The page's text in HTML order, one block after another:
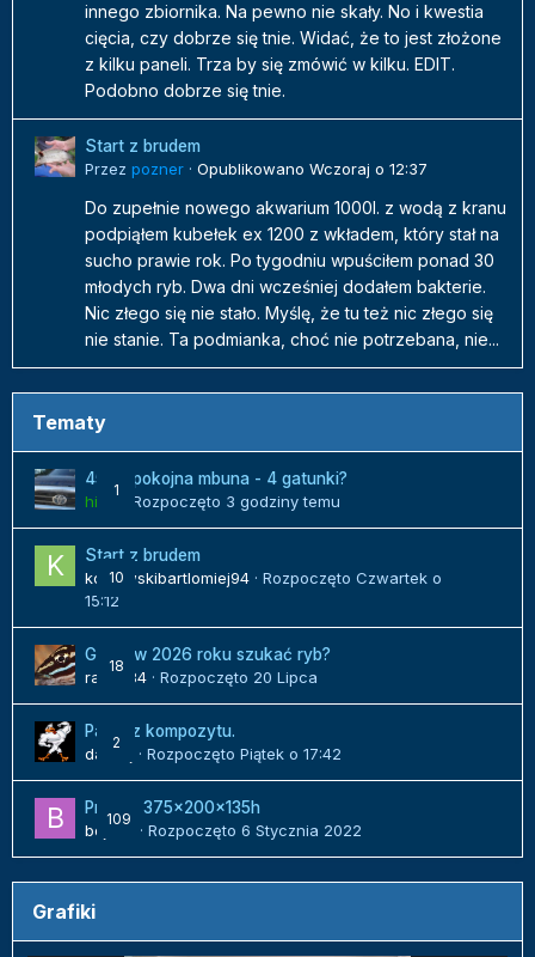
innego zbiornika. Na pewno nie skały. No i kwestia
cięcia, czy dobrze się tnie. Widać, że to jest złożone
z kilku paneli. Trza by się zmówić w kilku. EDIT.
Podobno dobrze się tnie.
Start z brudem
Przez pozner · Opublikowano Wczoraj o 12:37
Do zupełnie nowego akwarium 1000l. z wodą z kranu
podpiąłem kubełek ex 1200 z wkładem, który stał na
sucho prawie rok. Po tygodniu wpuściłem ponad 30
młodych ryb. Dwa dni wcześniej dodałem bakterie.
Nic złego się nie stało. Myślę, że tu też nic złego się
nie stanie. Ta podmianka, choć nie potrzebana, nie...
Tematy
1
450l spokojna mbuna - 4 gatunki?
hilux · Rozpoczęto 3 godziny temu
10
Start z brudem
kozlowskibartlomiej94 · Rozpoczęto Czwartek o
15:12
18
Gdzie w 2026 roku szukać ryb?
radek84 · Rozpoczęto 20 Lipca
2
Panel z kompozytu.
danielj
· Rozpoczęto Piątek o 17:42
109
Projekt 375x200x135h
bojack
· Rozpoczęto 6 Stycznia 2022
Grafiki